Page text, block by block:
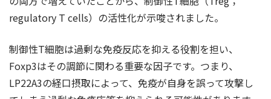
regulatory T cells）の活性化が示唆されました。
制御性T細胞は過剰な免疫反応を抑える役割を担い、
Foxp3はその調節に関わる重要な因子です。つまり、
LP22A3の経口摂取によって、免疫が自身を誤って攻撃し